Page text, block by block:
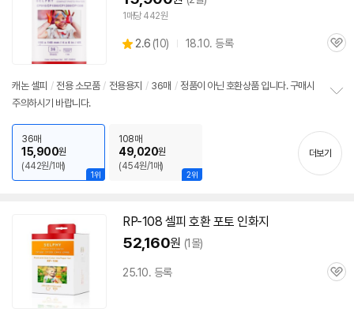
1매당 442원
별
2.6 (상
10) 18.10. 등록
관
캐논 셀피 / 전용 소모품 / 전용용지 / 36매 / 정품이 아닌 호환상품 입니다. 구매시
주의하시기 바랍니다.
치
기
1위
36매
15,900원
(442원/1매)
2위
108매
49,020원
(454원/1매)
더보기
RP-108 셀피 호환 포토 인화지
52,160원 (1몰)
25.10. 등록
관